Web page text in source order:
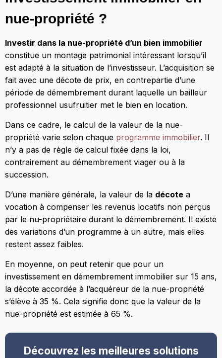
nue-propriété ?
Investir dans la nue-propriété d’un bien immobilier
constitue un montage patrimonial intéressant lorsqu’il
est adapté à la situation de l’investisseur. L’acquisition se
fait avec une décote de prix, en contrepartie d’une
période de démembrement durant laquelle un bailleur
professionnel usufruitier met le bien en location.
Dans ce cadre, le calcul de la valeur de la nue-
propriété varie selon chaque programme immobilier. Il
n’y a pas de règle de calcul fixée dans la loi,
contrairement au démembrement viager ou à la
succession.
D’une manière générale, la valeur de la décote a
vocation à compenser les revenus locatifs non perçus
par le nu-propriétaire durant le démembrement. Il existe
des variations d’un programme à un autre, mais elles
restent assez faibles.
En moyenne, on peut retenir que pour un
investissement en démembrement immobilier sur 15 ans,
la décote accordée à l’acquéreur de la nue-propriété
s’élève à 35 %. Cela signifie donc que la valeur de la
nue-propriété est estimée à 65 %.
Découvrez les meilleures solutions